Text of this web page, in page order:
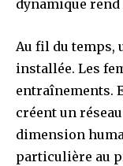
dynamique rend
Au fil du temps,
installée. Les
entraînements.
créent un
dimension
particulière au